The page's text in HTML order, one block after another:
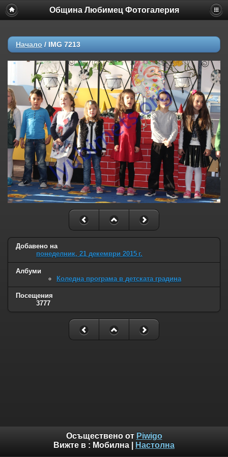
Община Любимец Фотогалерия
Начало / IMG 7213
Добавено на
понеделник, 21 декември 2015 г.
Албуми
Коледна програма в детската градина
Посещения
3777
Осъществено от Piwigo
Вижте в : Мобилна Настолна